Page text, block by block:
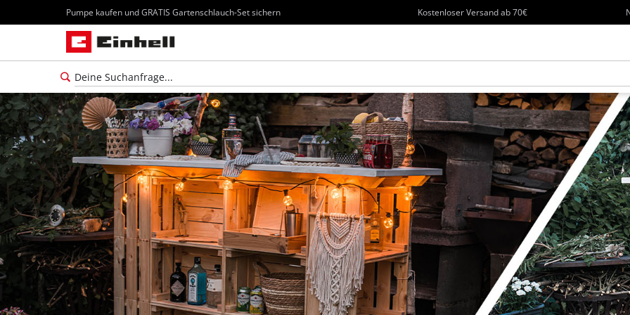
Pumpe kaufen und GRATIS Gartenschlauch-Set sichern Kostenloser Versand ab 70€